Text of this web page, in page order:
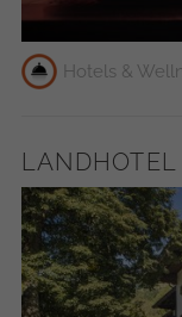
Hotels &
LANDHOTEL